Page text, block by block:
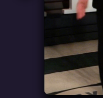
Body Shake